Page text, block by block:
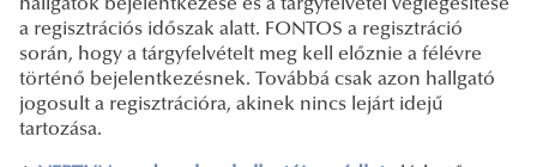
hallgatók bejelentkezése és a tárgyfelvétel véglegesítése
a regisztrációs időszak alatt. FONTOS a regisztráció
során, hogy a tárgyfelvételt meg kell előznie a félévre
történő bejelentkezésnek. Továbbá csak azon hallgató
jogosult a regisztrációra, akinek nincs lejárt idejű
tartozása.